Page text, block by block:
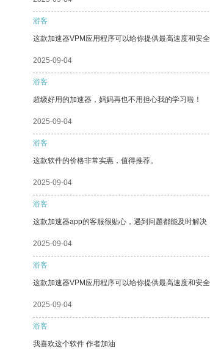
游客
这款加速器VPM应用程序可以给你提供最高速度和安
2025-09-04
游客
超级好用的加速器，妈妈再也不用担心我的学习啦！
2025-09-04
游客
这款软件的价格非常实惠，值得推荐。
2025-09-04
游客
这款加速器app的客服很贴心，遇到问题都能及时解决
2025-09-04
游客
这款加速器VPM应用程序可以给你提供最高速度和安全
2025-09-04
游客
我喜欢这个软件 作者加油